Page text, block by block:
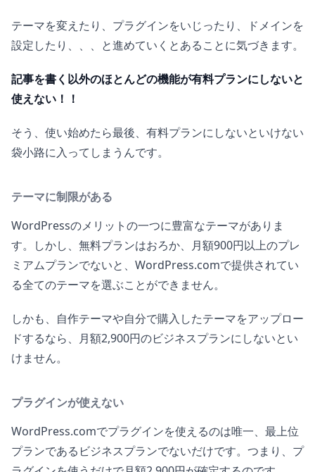
テーマを変えたり、プラグインをいじったり、ドメインを
設定したり、、、と進めていくとあることに気づきます。
記事を書く以外のほとんどの機能が有料プランにしないと
使えない！！
そう、使い始めたら最後、有料プランにしないといけない
袋小路に入ってしまうんです。
テーマに制限がある
WordPressのメリットの一つに豊富なテーマがありま
す。しかし、無料プランはおろか、月額900円以上のプレ
ミアムプランでないと、WordPress.comで提供されてい
る全てのテーマを選ぶことができません。
しかも、自作テーマや自分で購入したテーマをアップロー
ドするなら、月額2,900円のビジネスプランにしないとい
けません。
プラグインが使えない
WordPress.comでプラグインを使えるのは唯一、最上位
プランであるビジネスプランでないだけです。つまり、プ